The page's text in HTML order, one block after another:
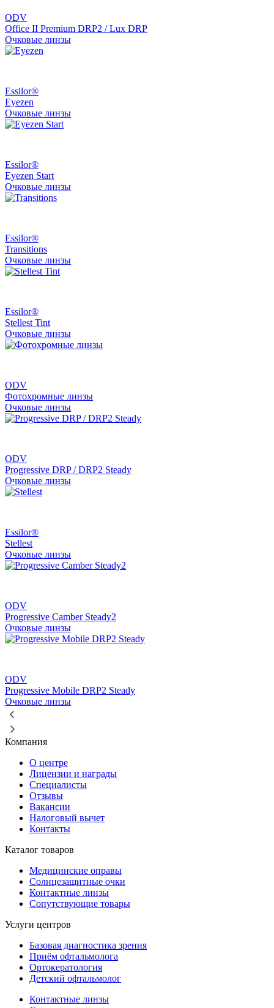
ODV
Office II Premium DRP2 / Lux DRP
Очковые линзы
Essilor®
Eyezen
Очковые линзы
Essilor®
Eyezen Start
Очковые линзы
Essilor®
Transitions
Очковые линзы
Essilor®
Stellest Tint
Очковые линзы
ODV
Фотохромные линзы
Очковые линзы
ODV
Progressive DRP / DRP2 Steady
Очковые линзы
Essilor®
Stellest
Очковые линзы
ODV
Progressive Camber Steady2
Очковые линзы
ODV
Progressive Mobile DRP2 Steady
Очковые линзы
Компания
О центре
Лицензии и награды
Специалисты
Отзывы
Вакансии
Налоговый вычет
Контакты
Каталог товаров
Медицинские оправы
Солнцезащитные очки
Контактные линзы
Сопутствующие товары
Услуги центров
Базовая диагностика зрения
Приём офтальмолога
Ортокератология
Детский офтальмолог
Контактные линзы